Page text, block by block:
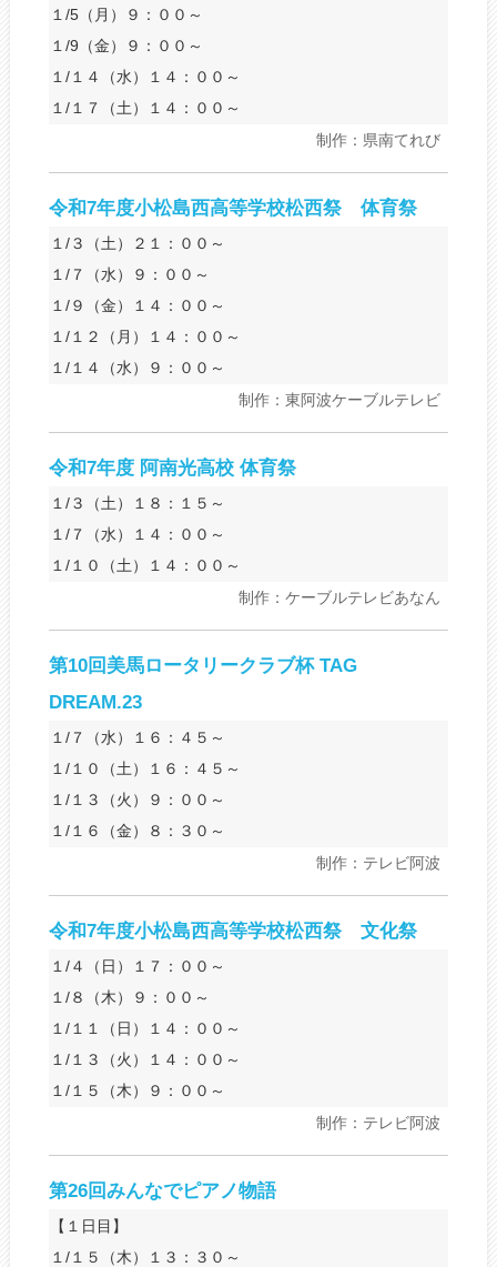
１/5（月）９：００～
１/9（金）９：００～
１/１４（水）１４：００～
１/１７（土）１４：００～
制作：県南てれび
令和7年度小松島西高等学校松西祭 体育祭
１/３（土）２１：００～
１/７（水）９：００～
１/９（金）１４：００～
１/１２（月）１４：００～
１/１４（水）９：００～
制作：東阿波ケーブルテレビ
令和7年度 阿南光高校 体育祭
１/３（土）１８：１５～
１/７（水）１４：００～
１/１０（土）１４：００～
制作：ケーブルテレビあなん
第10回美馬ロータリークラブ杯 TAG
DREAM.23
１/７（水）１６：４５～
１/１０（土）１６：４５～
１/１３（火）９：００～
１/１６（金）８：３０～
制作：テレビ阿波
令和7年度小松島西高等学校松西祭 文化祭
１/４（日）１７：００～
１/８（木）９：００～
１/１１（日）１４：００～
１/１３（火）１４：００～
１/１５（木）９：００～
制作：テレビ阿波
第26回みんなでピアノ物語
【１日目】
１/１５（木）１３：３０～